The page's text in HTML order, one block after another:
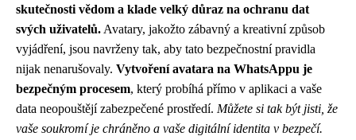
skutečnosti vědom a klade velký důraz na ochranu dat
svých uživatelů. Avatary, jakožto zábavný a kreativní způsob
vyjádření, jsou navrženy tak, aby tato bezpečnostní pravidla
nijak nenarušovaly. Vytvoření avatara na WhatsAppu je
bezpečným procesem, který probíhá přímo v aplikaci a vaše
data neopouštějí zabezpečené prostředí. Můžete si tak být jisti, že
vaše soukromí je chráněno a vaše digitální identita v bezpečí.